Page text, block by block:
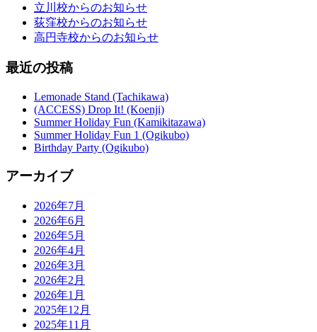
立川校からのお知らせ
荻窪校からのお知らせ
高円寺校からのお知らせ
最近の投稿
Lemonade Stand (Tachikawa)
(ACCESS) Drop It! (Koenji)
Summer Holiday Fun (Kamikitazawa)
Summer Holiday Fun 1 (Ogikubo)
Birthday Party (Ogikubo)
アーカイブ
2026年7月
2026年6月
2026年5月
2026年4月
2026年3月
2026年2月
2026年1月
2025年12月
2025年11月